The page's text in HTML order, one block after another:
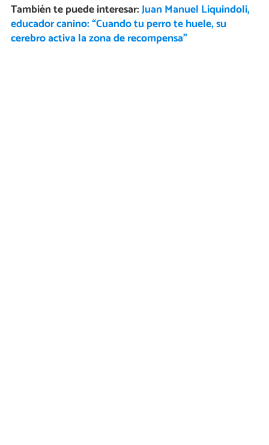
También te puede interesar:Juan Manuel Liquindoli,
educador canino: “Cuando tu perro te huele, su
cerebro activa la zona de recompensa”